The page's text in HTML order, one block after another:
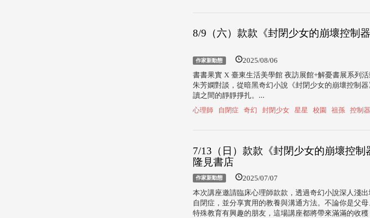
8/9（六）款款《封閉少女的崩壞控制
作家新動態 2025/08/06
書書果實 X 臺東生活美學館 夜訪展館+解憂書展系列
朱芳嫻對談，從暗黑奇幻小說《封閉少女的崩壞控制
讀之間的靜靜掙扎。...
心理師 自閉症 奇幻 封閉少女 星星 校園 祖孫 控制器
7/13（日）款款《封閉少女的崩壞控制
隆見書店
作家新動態 2025/07/07
本次講座邀請臨床心理師款款，透過奇幻小說深人淺
自閉症，並分享實用的教養與溝通方法。不論你是父
特殊教育有興趣的朋友，這場講座都將帶來滿滿的收穫